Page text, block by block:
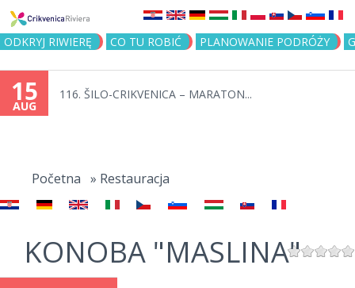
Jump to navigation
ODKRYJ RIWIERĘ CO TU ROBIĆ PLANOWANIE PODRÓŻY
15
AUG
116. ŠILO-CRIKVENICA – MARATON...
here
Početna » Restauracja
KONOBA "MASLINA"